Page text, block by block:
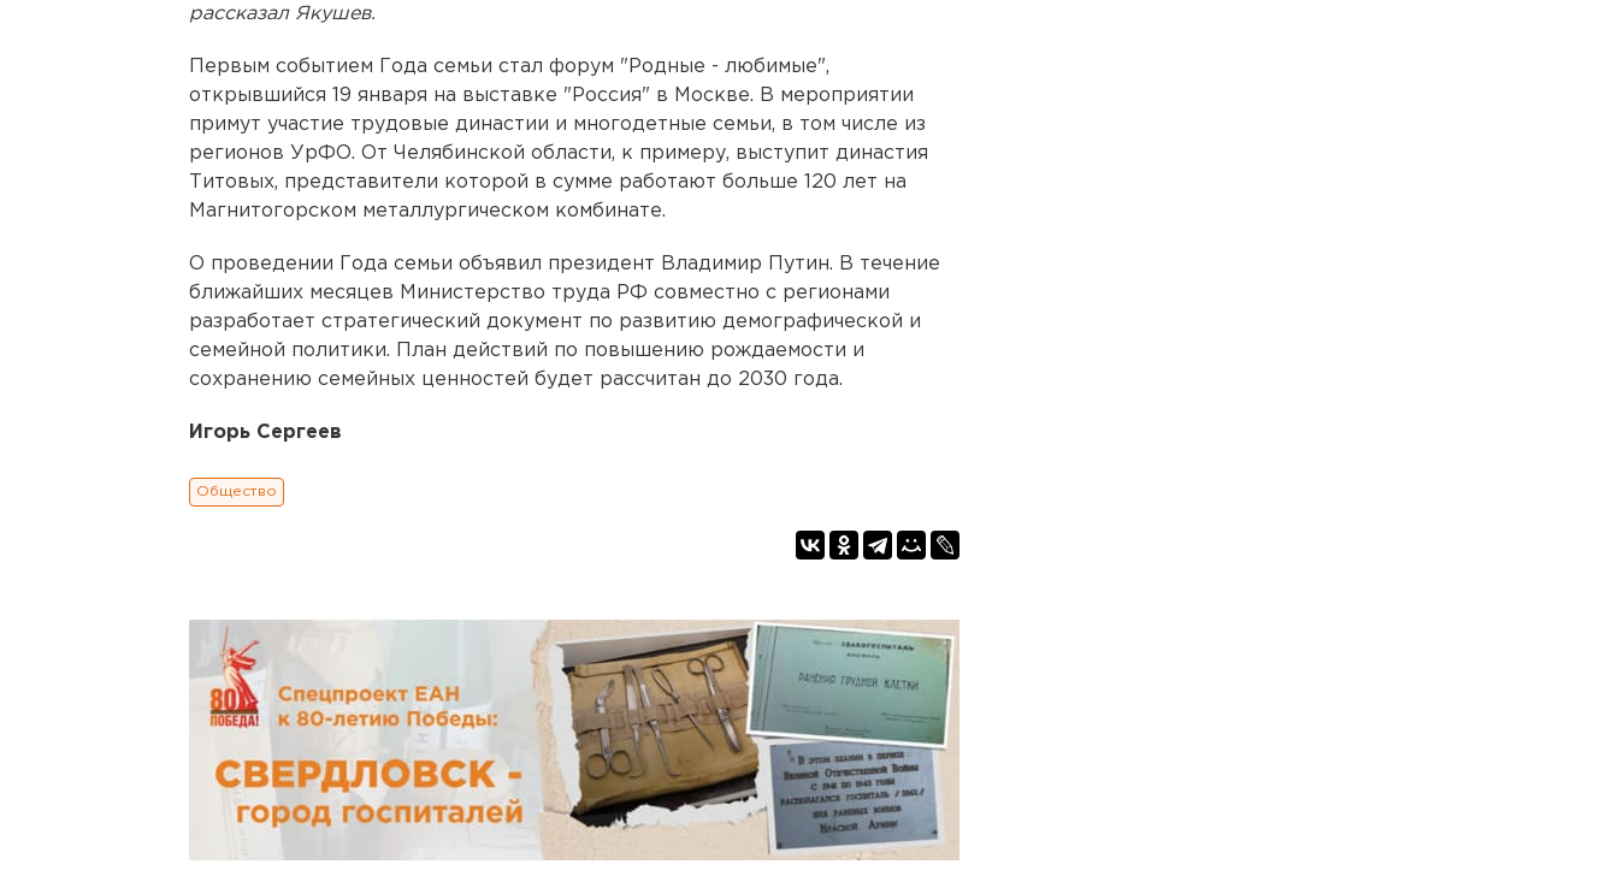
рассказал Якушев.
Первым событием Года семьи стал форум "Родные - любимые",
открывшийся 19 января на выставке "Россия" в Москве. В мероприятии
примут участие трудовые династии и многодетные семьи, в том числе из
регионов УрФО. От Челябинской области, к примеру, выступит династия
Титовых, представители которой в сумме работают больше 120 лет на
Магнитогорском металлургическом комбинате.
О проведении Года семьи объявил президент Владимир Путин. В течение
ближайших месяцев Министерство труда РФ совместно с регионами
разработает стратегический документ по развитию демографической и
семейной политики. План действий по повышению рождаемости и
сохранению семейных ценностей будет рассчитан до 2030 года.
Игорь Сергеев
Общество